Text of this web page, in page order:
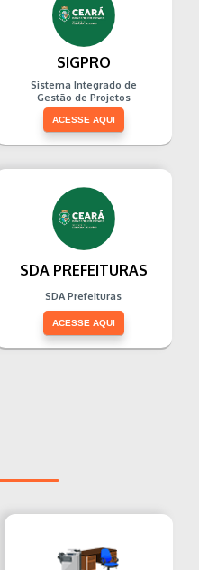
SIGPRO
Sistema Integrado de
Gestão de Projetos
ACESSE AQUI
SDA PREFEITURAS
SDA Prefeituras
ACESSE AQUI